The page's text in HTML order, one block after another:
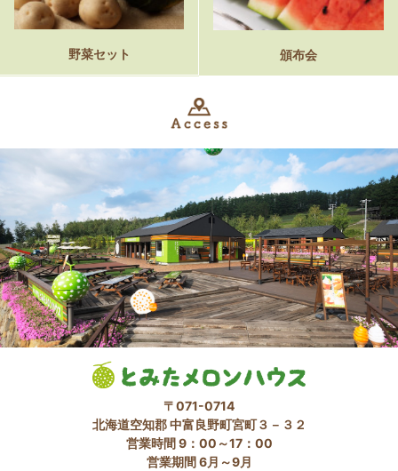
野菜セット 頒布会
〒071-0714
北海道空知郡 中富良野町宮町３－３２
営業時間 9：00～17：00
営業期間 6月～9月